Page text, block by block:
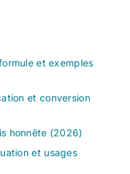
et exemples
et conversion
honnête (2026)
et usages